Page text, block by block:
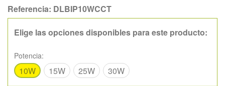
Referencia: DLBIP10WCCT
Elige las opciones disponibles para este producto:
Potencia:
10W 15W 25W 30W